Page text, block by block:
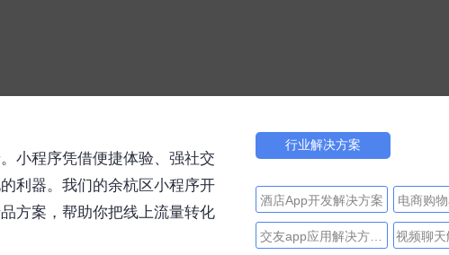
小程序凭借便捷体验、强社交
利器。我们的余杭区小程序开
方案，帮助你把线上流量转化
行业解决方案
酒店App开发解决方案
电商购
交友app应用解决方案
视频聊天